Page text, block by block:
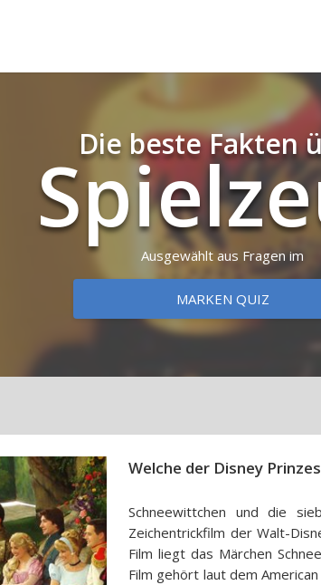
Die beste Fakten
Ausgewählt aus Fragen im
MARKEN QUIZ
Welche der Disney
Schneewittchen und die
Zeichentrickfilm der Walt-
Film liegt das Märchen
Film gehört laut dem